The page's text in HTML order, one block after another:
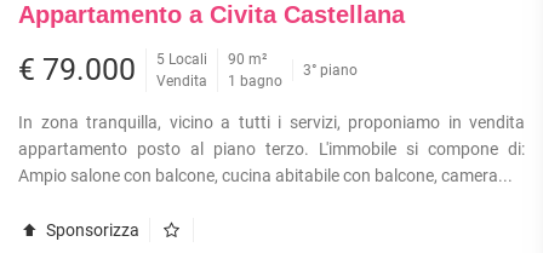
Appartamento a Civita Castellana
€ 79.000
5 Locali
Vendita
90 m²
1 bagno
3° piano
In zona tranquilla, vicino a tutti i servizi, proponiamo in vendita
appartamento posto al piano terzo. L'immobile si compone di:
Ampio salone con balcone, cucina abitabile con balcone, camera...
Sponsorizza